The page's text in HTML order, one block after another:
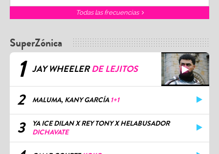
Todas las frecuencias
SuperZónica
1 JAY WHEELERDE LEJITOS
2 MALUMA, KANY GARCÍA 1+1
3
YA ICE DILAN X REY TONY X HELABUSADOR
DICHAVATE